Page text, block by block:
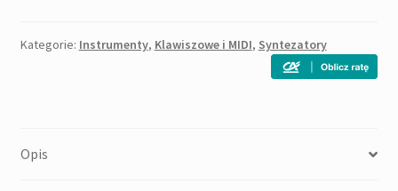
Kategorie: Instrumenty, Klawiszowe i MIDI, Syntezatory
Opis